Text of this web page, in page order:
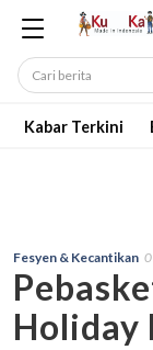
Kabar Terkini
Fesyen & Kecantikan
Holiday